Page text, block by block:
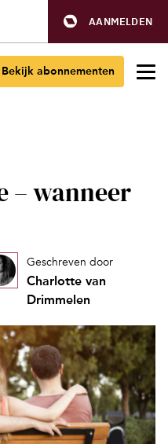
AANMELDEN
Bekijk abonnementen
– wanneer
Geschreven door
Charlotte van
Drimmelen